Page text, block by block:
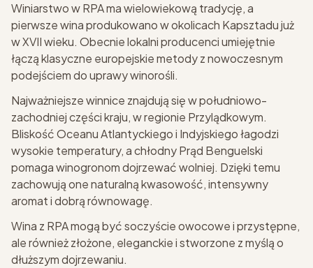
Winiarstwo w RPA ma wielowiekową tradycję, a
pierwsze wina produkowano w okolicach Kapsztadu już
w XVII wieku. Obecnie lokalni producenci umiejętnie
łączą klasyczne europejskie metody z nowoczesnym
podejściem do uprawy winorośli.
Najważniejsze winnice znajdują się w południowo-
zachodniej części kraju, w regionie Przylądkowym.
Bliskość Oceanu Atlantyckiego i Indyjskiego łagodzi
wysokie temperatury, a chłodny Prąd Benguelski
pomaga winogronom dojrzewać wolniej. Dzięki temu
zachowują one naturalną kwasowość, intensywny
aromat i dobrą równowagę.
Wina z RPA mogą być soczyście owocowe i przystępne,
ale również złożone, eleganckie i stworzone z myślą o
dłuższym dojrzewaniu.